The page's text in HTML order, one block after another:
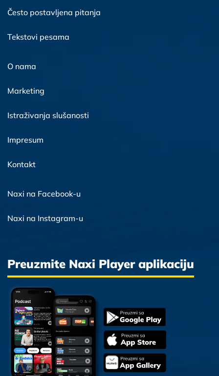
Često postavljena pitanja
Tekstovi pesama
O nama
Marketing
Istraživanja slušanosti
Impresum
Kontakt
Naxi na Facebook-u
Naxi na Instagram-u
Preuzmite Naxi Player aplikaciju